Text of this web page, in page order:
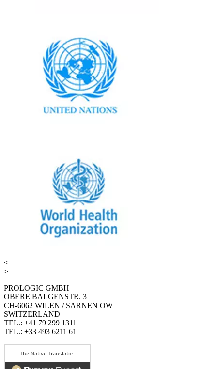
<
>
PROLOGIC GMBH
OBERE BALGENSTR. 3
CH-6062 WILEN / SARNEN OW
SWITZERLAND
TEL.: +41 79 299 1311
TEL.: +33 493 6211 61